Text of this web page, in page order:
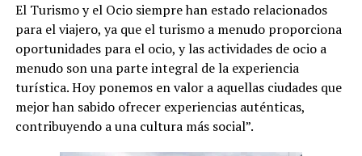
El Turismo y el Ocio siempre han estado relacionados
para el viajero, ya que el turismo a menudo proporciona
oportunidades para el ocio, y las actividades de ocio a
menudo son una parte integral de la experiencia
turística. Hoy ponemos en valor a aquellas ciudades que
mejor han sabido ofrecer experiencias auténticas,
contribuyendo a una cultura más social”.